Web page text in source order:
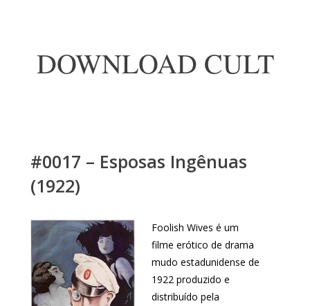
DOWNLOAD CULT
#0017 – Esposas Ingênuas
(1922)
Foolish Wives é um
filme erótico de drama
mudo estadunidense de
1922 produzido e
distribuído pela